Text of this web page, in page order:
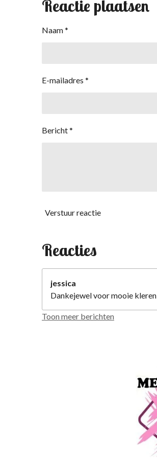
Reactie plaatsen
Naam *
E-mailadres *
Bericht *
Verstuur reactie
Reacties
jessica
Dankejewel voor mooie kleren
Toon meer berichten